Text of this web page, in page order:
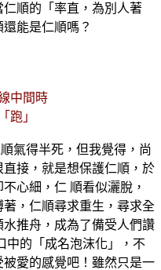
順的「率直，為別人著
能是仁順嗎？
間時
」
氣得半死，但我覺得，尚
接，就是想保護仁順，於
心細，仁 順看似灑脫，
，仁順尋求重生，尋求全
推舟，成為了備受人們讚
中的「成名泡沫化」，不
愛的感覺吧！雖然只是一